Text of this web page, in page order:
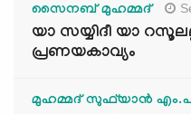
സൈനബ് മുഹമ്മദ്
യാ സയ്യിദീ യാ
പ്രണയകാവ്യം
മുഹമ്മദ് സുഫ്‌യാൻ